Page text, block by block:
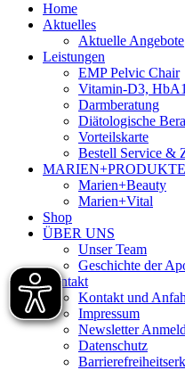
Home
Aktuelles
Aktuelle Angebote
Leistungen
EMP Pelvic Chair
Vitamin-D3,
Darmberatung
Diätologische
Vorteilskarte
Bestell Service &
MARIEN+PRODUKTE
Marien+Beauty
Marien+Vital
Shop
ÜBER UNS
Unser Team
Geschichte der
Kontakt
Kontakt und
Impressum
Newsletter
Datenschutz